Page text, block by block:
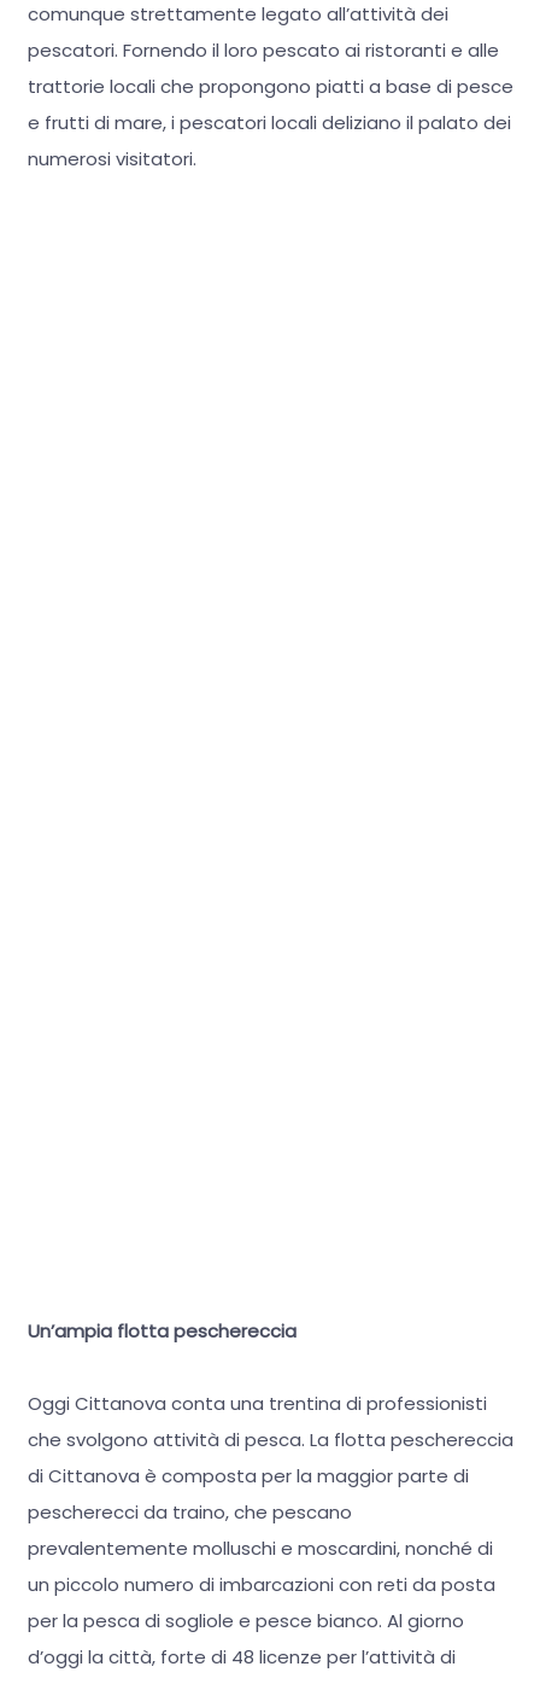
comunque strettamente legato all’attività dei
pescatori. Fornendo il loro pescato ai ristoranti e alle
trattorie locali che propongono piatti a base di pesce
e frutti di mare, i pescatori locali deliziano il palato dei
numerosi visitatori.
Un’ampia flotta peschereccia
Oggi Cittanova conta una trentina di professionisti
che svolgono attività di pesca. La flotta peschereccia
di Cittanova è composta per la maggior parte di
pescherecci da traino, che pescano
prevalentemente molluschi e moscardini, nonché di
un piccolo numero di imbarcazioni con reti da posta
per la pesca di sogliole e pesce bianco. Al giorno
d’oggi la città, forte di 48 licenze per l’attività di